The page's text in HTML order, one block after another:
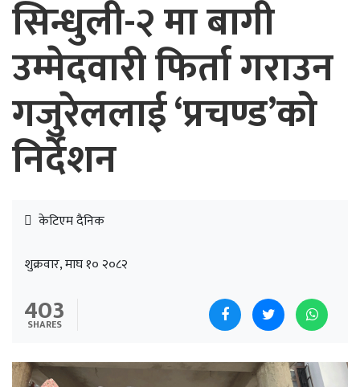
सिन्धुली-२ मा बागी
उम्मेदवारी फिर्ता गराउन
गजुरेललाई ‘प्रचण्ड’को
निर्देशन
केटिएम दैनिक
शुक्रवार, माघ १० २०८२
403
SHARES